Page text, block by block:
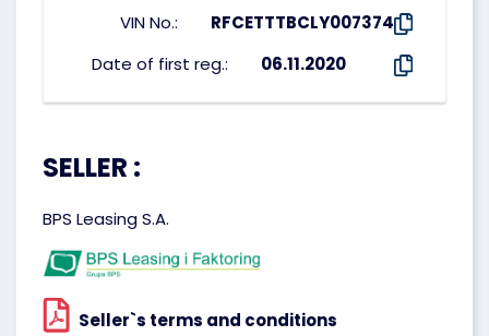
VIN No.:
RFCETTTBCLY007374
Date of first reg.:
06.11.2020
SELLER :
BPS Leasing S.A.
Seller`s terms and conditions